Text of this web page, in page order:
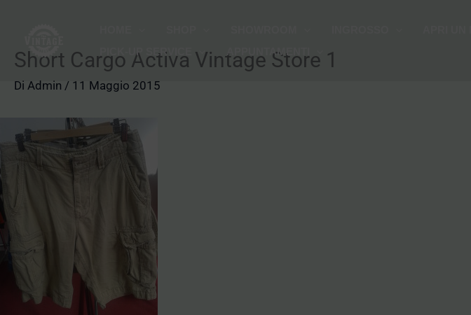
contenuto
PICK-UP SERVICE
APPUNTAMENTI
Short Cargo Activa Vintage Store 1
Di Admin / 11 Maggio 2015